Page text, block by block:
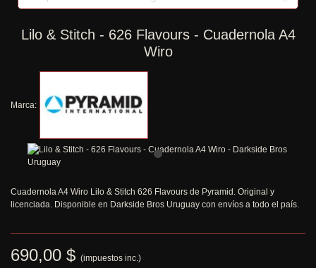
Lilo & Stitch - 626 Flavours - Cuadernola A4
Wiro
Marca:
Cuadernola A4 Wiro Lilo & Stitch 626 Flavours de Pyramid. Original y
licenciada. Disponible en Darkside Bros Uruguay con envíos a todo el país.
690,00 $ (impuestos inc.)